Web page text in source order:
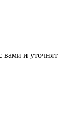
вами и уточнят